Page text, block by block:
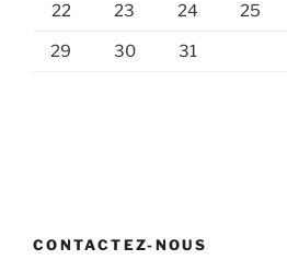
22 23 24 25
29 30 31
CONTACTEZ-NOUS